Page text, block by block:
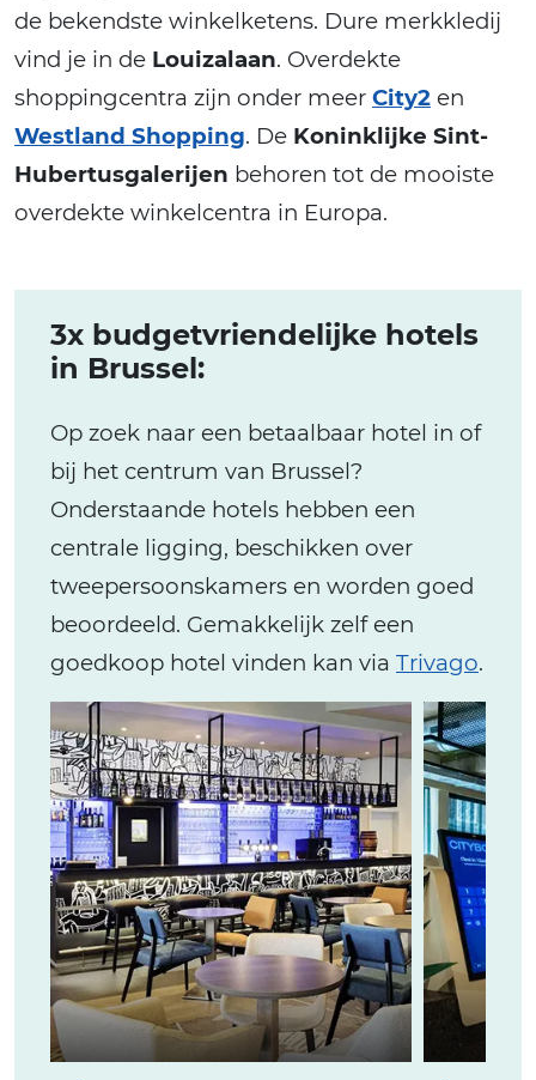
de bekendste winkelketens. Dure merkkledij
vind je in de Louizalaan. Overdekte
shoppingcentra zijn onder meer City2 en
Westland Shopping. De Koninklijke Sint-
Hubertusgalerijen behoren tot de mooiste
overdekte winkelcentra in Europa.
3x budgetvriendelijke hotels
in Brussel:
Op zoek naar een betaalbaar hotel in of
bij het centrum van Brussel?
Onderstaande hotels hebben een
centrale ligging, beschikken over
tweepersoonskamers en worden goed
beoordeeld. Gemakkelijk zelf een
goedkoop hotel vinden kan via Trivago.